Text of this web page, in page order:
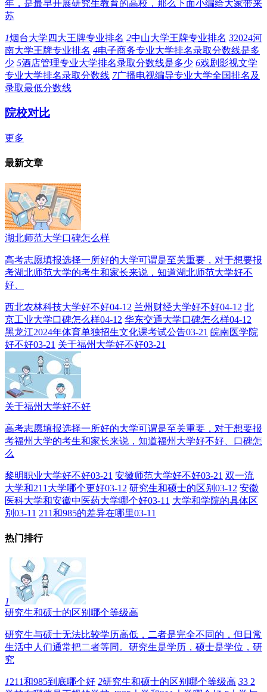
年，是最早开展研究生教育的高校，那么下面小编给大家带来
苏
1烟台大学四大王牌专业排名 2中山大学王牌专业排名 32024河
南大学王牌专业排名 4电子商务专业大学排名录取分数线是多
少 5酒店管理专业大学排名录取分数线是多少 6戏剧影视文学
专业大学排名录取分数线 7广播电视编导专业大学全国排名及
录取最低分数线
院校对比
更多
最新文章
湖北师范大学口碑怎么样
高考志愿填报选择一所好的大学可谓是至关重要，对于想要报
考湖北师范大学的考生和家长来说，知道湖北师范大学好不
好、
西北农林科技大学好不好04-12 兰州财经大学好不好04-12 北
京工业大学口碑怎么样04-12 华东交通大学口碑怎么样04-12
黑龙江2024年体育单独招生文化课考试公告03-21 皖南医学院
好不好03-21 关于福州大学好不好03-21
关于福州大学好不好
高考志愿填报选择一所好的大学可谓是至关重要，对于想要报
考福州大学的考生和家长来说，知道福州大学好不好、口碑怎
么
黎明职业大学好不好03-21 安徽师范大学好不好03-21 双一流
大学和211大学哪个更好03-12 研究生和硕士的区别 03-12 安徽
医科大学和安徽中医药大学哪个好03-11 大学和学院的具体区
别 03-11 211和985的差异在哪里03-11
热门排行
1
研究生和硕士的区别哪个等级高
研究生与硕士无法比较学历高低，二者是完全不同的，但日常
生活中人们通常把二者等同。研究生是学历，硕士是学位，研
究
1211和985到底哪个好 2研究生和硕士的区别哪个等级高 33 2